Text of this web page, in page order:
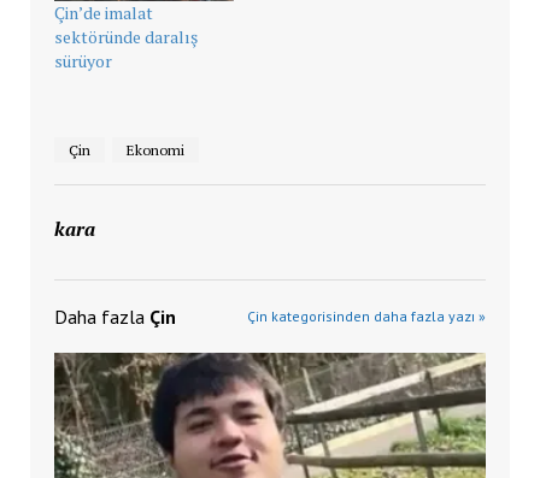
Çin’de imalat
sektöründe daralış
sürüyor
Çin Ekonomi
kara
Daha fazla Çin Çin kategorisinden daha fazla yazı »